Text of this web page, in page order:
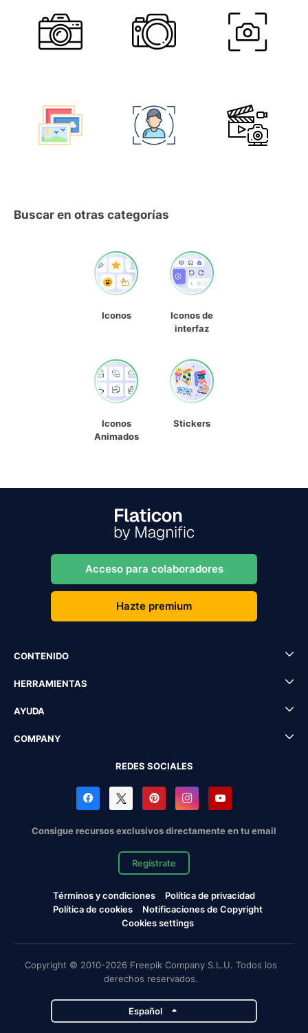
Buscar en otras categorías
Iconos
Iconos de
interfaz
Iconos
Animados
Stickers
Acceso para colaboradores
Hazte premium
CONTENIDO
HERRAMIENTAS
AYUDA
COMPANY
REDES SOCIALES
Consigue recursos exclusivos directamente en tu email
Regístrate
Términos y condiciones
Política de privacidad
Política de cookies
Notificaciones de Copyright
Cookies settings
Copyright © 2010-2026 Freepik Company S.L.U. Todos los
derechos reservados.
Español